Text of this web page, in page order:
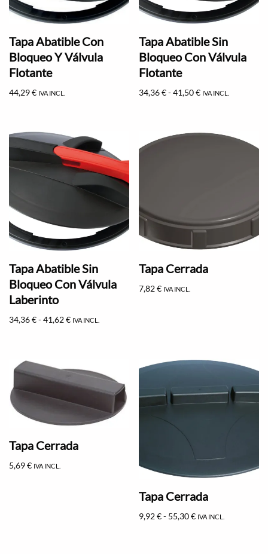
Tapa Abatible Con
Bloqueo Y Válvula
Flotante
44,29€ IVA INCL.
Tapa Abatible Sin
Bloqueo Con Válvula
Flotante
34,36€-41,50€ IVA INCL.
Tapa Abatible Sin
Bloqueo Con Válvula
Laberinto
34,36€-41,62€ IVA INCL.
Tapa Cerrada
7,82€ IVA INCL.
Tapa Cerrada
5,69€ IVA INCL.
Tapa Cerrada
9,92€- 55,30€ IVA INCL.